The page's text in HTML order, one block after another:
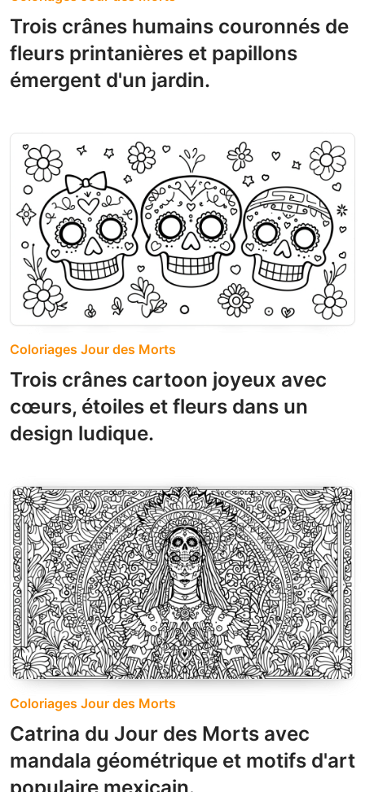
Trois crânes humains couronnés de
fleurs printanières et papillons
émergent d'un jardin.
Coloriages Jour des Morts
Trois crânes cartoon joyeux avec
cœurs, étoiles et fleurs dans un
design ludique.
Coloriages Jour des Morts
Catrina du Jour des Morts avec
mandala géométrique et motifs d'art